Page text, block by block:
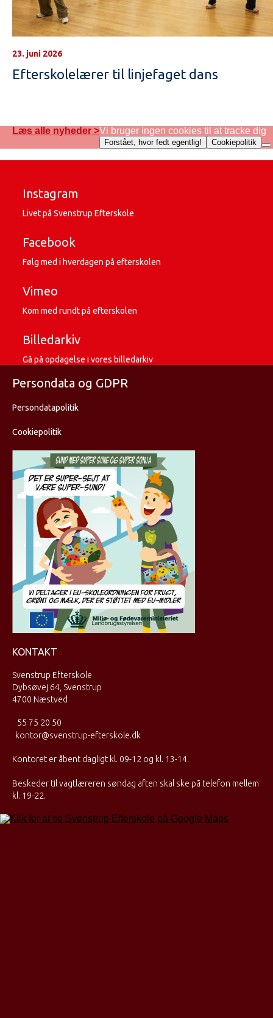
23. juni 2026
Efterskolelærer til linjefaget dans
Læs alle nyheder >
Instagram
Livet på Svenstrup Efterskole
Facebook
Følg med i hverdagen på efterskolen
Vimeo
Kom med rundt på efterskolen
Billedarkiv
Gå på opdagelse i vores billedarkiv
Persondata og GDPR
Persondatapolitik
Cookiepolitik
KONTAKT
Svenstrup Efterskole
Dybsøvej 64, Svenstrup
4700 Næstved
55 75 20 50
kontor@svenstrup-efterskole.dk
Kontoret er åbent dagligt kl. 09-12 og kl. 13-14.
Beskeder til vagtlæreren søndag aften skal ske på telefon mellem
kl. 19-22.
Vi bruger ingen cookies til at tracke dig
Forstået, hvor fedt egentlig! Cookiepolitik